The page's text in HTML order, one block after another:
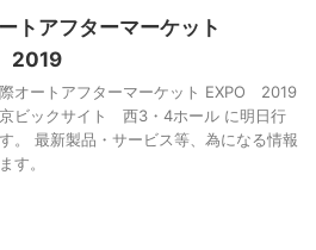
トアフターマーケット
2019
オートアフターマーケット EXPO 2019
ビックサイト 西3・4ホール に明日行
。 最新製品・サービス等、為になる情報
す。